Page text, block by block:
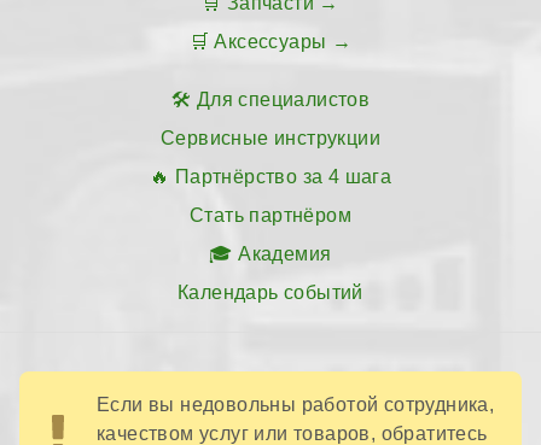
Аксессуары
Для специалистов
Сервисные инструкции
Партнёрство за 4 шага
Стать партнёром
Академия
Календарь событий
Если вы недовольны работой сотрудника,
качеством услуг или товаров, обратитесь